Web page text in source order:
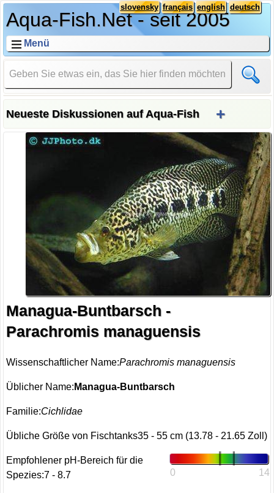
Aqua-Fish.Net - seit 2005
deutsch
english
français
slovensky
Menü
Neueste Diskussionen auf Aqua-Fish +
Managua-Buntbarsch -
Parachromis managuensis
Wissenschaftlicher Name:Parachromis managuensis
Üblicher Name: Managua-Buntbarsch
Familie:Cichlidae
Übliche Größe von Fischtanks35 - 55 cm (13.78 - 21.65 Zoll)
0 14
Empfohlener pH-Bereich für die
Spezies:7 - 8.7